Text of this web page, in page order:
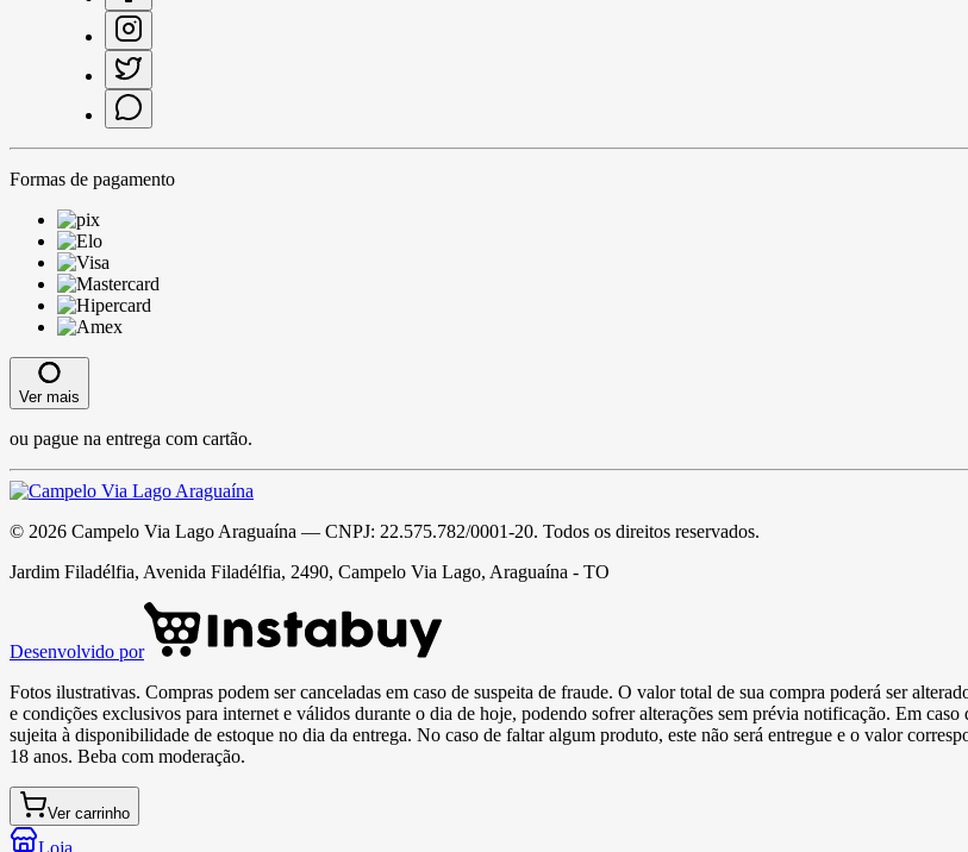
Formas de pagamento
Ver mais
ou pague na entrega com cartão.
© 2026 Campelo Via Lago Araguaína — CNPJ: 22.575.782/0001-20. Todos os direitos reservados.
Jardim Filadélfia, Avenida Filadélfia, 2490, Campelo Via Lago, Araguaína - TO
Desenvolvido por
Fotos ilustrativas. Compras podem ser canceladas em caso de suspeita de fraude. O valor total de sua compra poderá ser
e condições exclusivos para internet e válidos durante o dia de hoje, podendo sofrer alterações sem prévia notificação. Em
sujeita à disponibilidade de estoque no dia da entrega. No caso de faltar algum produto, este não será entregue e o valor
18 anos. Beba com moderação.
Ver carrinho
Loja